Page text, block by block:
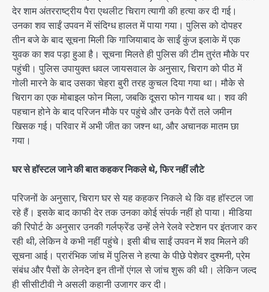
देर शाम अंतरराष्ट्रीय पैरा एथलीट चिराग त्यागी की हत्या कर दी गई।
उनका शव साईं उपवन में संदिग्ध हालत में पाया गया। पुलिस को दोपहर
तीन बजे के बाद सूचना मिली कि गाजियाबाद के साईं कुंज इलाके में एक
युवक का शव पड़ा हुआ है। सूचना मिलते ही पुलिस की टीम तुरंत मौके पर
पहुंची। पुलिस उपायुक्त धवल जायसवाल के अनुसार, चिराग को पीठ में
गोली मारने के बाद उसका चेहरा बुरी तरह कुचल दिया गया था। मौके से
चिराग का एक मोबाइल फोन मिला, जबकि दूसरा फोन गायब था। शव की
पहचान होने के बाद परिजन मौके पर पहुंचे और उनके पैरों तले जमीन
खिसक गई। परिवार में अभी जीत का जश्न था, और अचानक मातम छा
गया।
घर से हॉस्टल जाने की बात कहकर निकले थे, फिर नहीं लौटे
परिजनों के अनुसार, चिराग घर से यह कहकर निकले थे कि वह हॉस्टल जा
रहे हैं। इसके बाद काफी देर तक उनका कोई संपर्क नहीं हो पाया। मीडिया
की रिपोर्ट के अनुसार उनकी गर्लफ्रेंड उन्हें लेने रेलवे स्टेशन पर इंतजार कर
रही थी, लेकिन वे कभी नहीं पहुंचे। इसी बीच साईं उपवन में शव मिलने की
सूचना आई। प्रारंभिक जांच में पुलिस ने हत्या के पीछे पेशेवर दुश्मनी, प्रेम
संबंध और पैसों के लेनदेन इन तीनों एंगल से जांच शुरू की थी। लेकिन जल्द
ही सीसीटीवी ने असली कहानी उजागर कर दी।